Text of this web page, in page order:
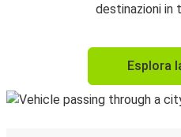
destinazioni in
Esplora